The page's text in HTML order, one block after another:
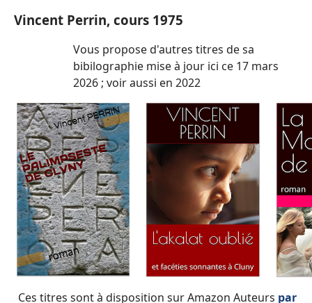
Vincent Perrin, cours 1975
Vous propose d'autres titres de sa
bibilographie mise à jour ici ce 17 mars
2026 ; voir aussi en 2022
Ces titres sont à disposition sur Amazon Auteurs par